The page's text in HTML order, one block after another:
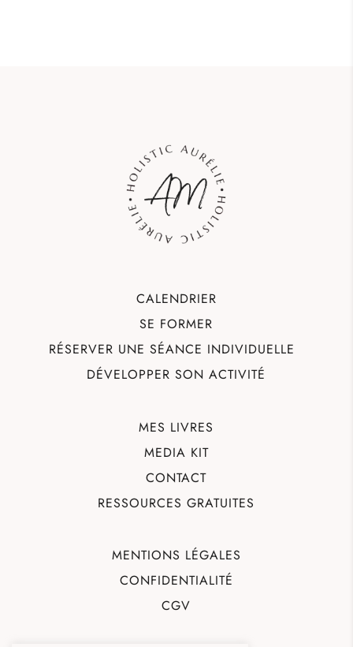
CALENDRIER
SE FORMER
RÉSERVER UNE SÉANCE INDIVIDUELLE
DÉVELOPPER SON ACTIVITÉ
MES LIVRES
MEDIA KIT
CONTACT
RESSOURCES GRATUITES
MENTIONS LÉGALES
CONFIDENTIALITÉ
CGV